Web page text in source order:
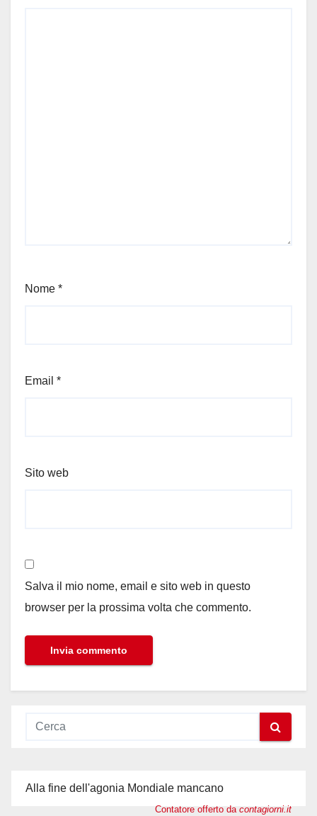
Nome *
Email *
Sito web
Salva il mio nome, email e sito web in questo
browser per la prossima volta che commento.
Alla fine dell'agonia Mondiale mancano
Contatore offerto da contagiorni.it